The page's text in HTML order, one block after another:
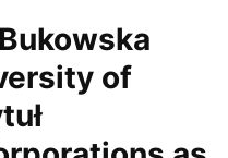
of